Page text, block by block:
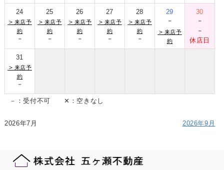
24
＞ 来店予
約
-
25
＞ 来店予
約
-
26
＞ 来店予
約
-
27
＞ 来店予
約
-
28
＞ 来店予
約
-
29
-
＞ 来店予
約
30
-
-
休店日
31
＞ 来店予
約
-
－：受付不可 ✕：空きなし
2026年7月 2026年9月